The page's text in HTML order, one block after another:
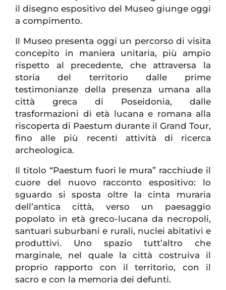
il disegno espositivo del Museo giunge oggi
a compimento.
Il Museo presenta oggi un percorso di visita
concepito in maniera unitaria, più ampio
rispetto al precedente, che attraversa la
storia del territorio dalle prime
testimonianze della presenza umana alla
città greca di Poseidonia, dalle
trasformazioni di età lucana e romana alla
riscoperta di Paestum durante il Grand Tour,
fino alle più recenti attività di ricerca
archeologica.
Il titolo “Paestum fuori le mura” racchiude il
cuore del nuovo racconto espositivo: lo
sguardo si sposta oltre la cinta muraria
dell’antica città, verso un paesaggio
popolato in età greco-lucana da necropoli,
santuari suburbani e rurali, nuclei abitativi e
produttivi. Uno spazio tutt’altro che
marginale, nel quale la città costruiva il
proprio rapporto con il territorio, con il
sacro e con la memoria dei defunti.